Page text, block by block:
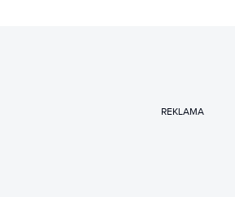
REKLAMA